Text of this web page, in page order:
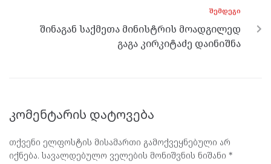
ᲨᲔᲛᲓᲔᲒᲘ
შინაგან საქმეთა მინისტრის მოადგილედ
გაგა კირკიტაძე დაინიშნა
კომენტარის დატოვება
თქვენი ელფოსტის მისამართი გამოქვეყნებული არ
იქნება. სავალდებულო ველების მონიშვნის ნიშანი *